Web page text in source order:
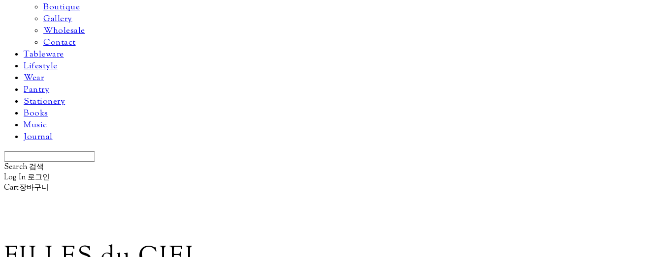
Boutique
Gallery
Wholesale
Contact
Tableware
Lifestyle
Wear
Pantry
Stationery
Books
Music
Journal
Search 검색
Log In 로그인
Cart장바구니